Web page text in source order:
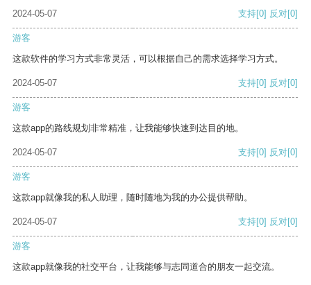
2024-05-07
支持[0] 反对[0]
游客
这款软件的学习方式非常灵活，可以根据自己的需求选择学习方式。
2024-05-07 支持[0] 反对[0]
游客
这款app的路线规划非常精准，让我能够快速到达目的地。
2024-05-07 支持[0] 反对[0]
游客
这款app就像我的私人助理，随时随地为我的办公提供帮助。
2024-05-07 支持[0] 反对[0]
游客
这款app就像我的社交平台，让我能够与志同道合的朋友一起交流。